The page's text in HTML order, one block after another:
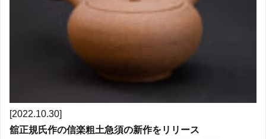
[2022.10.30]
舘正規氏作の信楽粗土急須の新作をリリース